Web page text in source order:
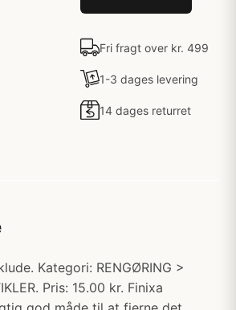
Fri fragt over kr. 499
1-3 dages levering
14 dages returret
Kategori: RENGØRING >
Pris: 15.00 kr. Finixa